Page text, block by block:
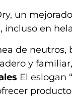
un
incluso en
de
y
El eslogan